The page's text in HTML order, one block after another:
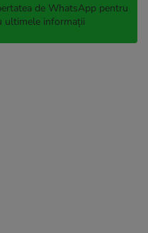
de WhatsApp pentru
ultimele informații